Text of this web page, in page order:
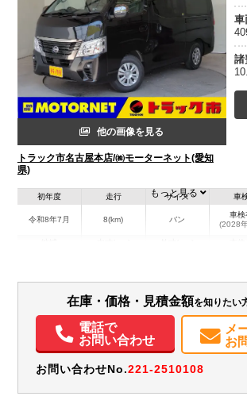
他の画像を見る
トラック市名古屋本店/㈱モーターネット(愛知
県)
車
諸
初年度
令和8年7月
走行
8(km)
サイズ
バン
車
車検
(2028
装備情報
エアコン パワステ パワーウィンドウ エアバ
電動格納ミラー
バックモニター
もっと見る
在庫・価格・見積金額を知りたい
電話で
お問い合わせ
メ
お
お問い合わせNo.221-2510108